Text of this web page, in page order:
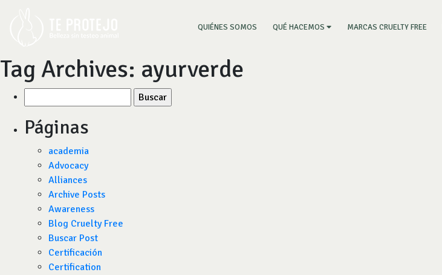
QUIÉNES SOMOS (CURRENT)
QUÉ HACEMOS MARCAS CRUELTY FREE
Tag Archives: ayurverde
por:
Páginas
academia
Advocacy
Alliances
Archive Posts
Awareness
Blog Cruelty Free
Buscar Post
Certificación
Certification